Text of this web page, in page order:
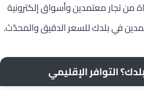
من تجار معتمدين وأسواق إلكترونية
في بلدك للسعر الدقيق والمحدّث.